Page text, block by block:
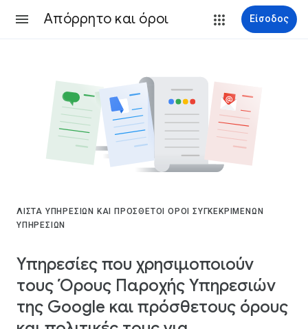
Απόρρητο και όροι Είσοδος
ΛΊΣΤΑ ΥΠΗΡΕΣΙΏΝ ΚΑΙ ΠΡΌΣΘΕΤΟΙ ΌΡΟΙ ΣΥΓΚΕΚΡΙΜΈΝΩΝ
ΥΠΗΡΕΣΙΏΝ
Υπηρεσίες που χρησιμοποιούν
τους Όρους Παροχής Υπηρεσιών
της Google και πρόσθετους όρους